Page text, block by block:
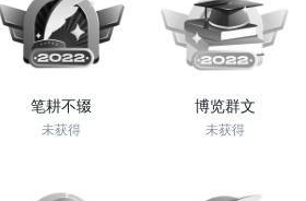
笔耕不辍
未获得
博览群文
未获得